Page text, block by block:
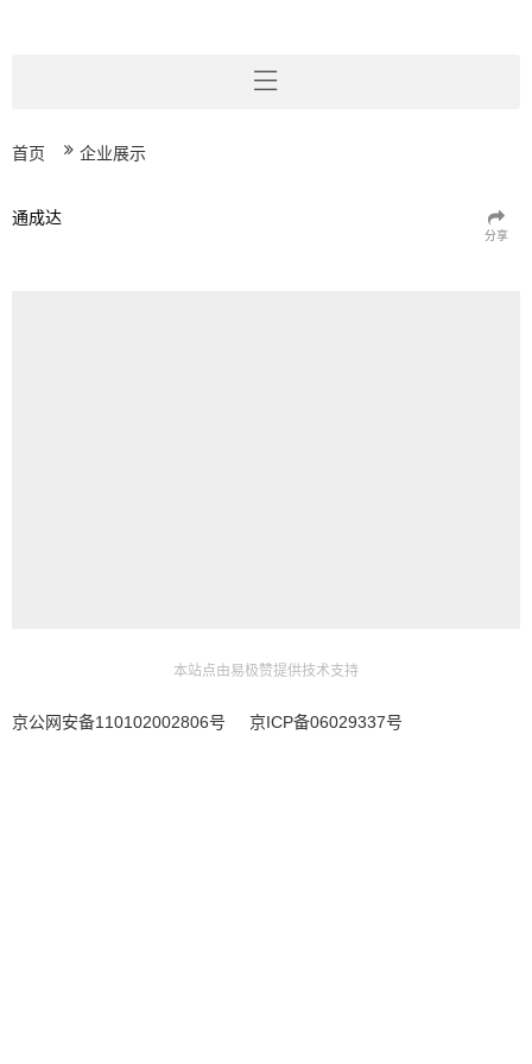
首页 企业展示
通成达
分享
本站点由易极赞提供技术支持
京公网安备110102002806号 京ICP备06029337号